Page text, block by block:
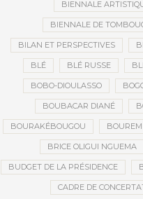
BIENNALE
BIENNALE DE
BILAN ET PERSPECTIVES
BLÉ BLÉ RUSSE
BOBO-DIOULASSO
BOUBACAR DIANÉ
BOURAKÉBOUGOU BOUREM
BRICE OLIGUI NGUEMA
BUDGET DE LA PRÉSIDENCE
CADRE DE